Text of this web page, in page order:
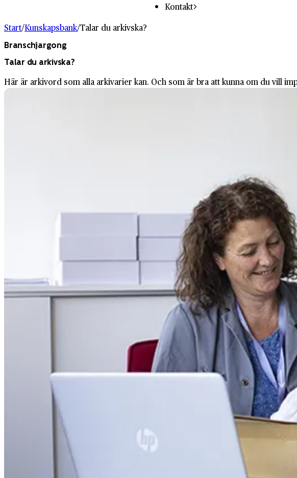
Kontakt
Start/Kunskapsbank/Talar du arkivska?
Branschjargong
Talar du arkivska?
Här är arkivord som alla arkivarier kan. Och som är bra att kunna om du vill